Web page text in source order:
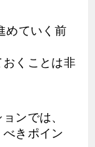
めていく前
くことは非
ンでは、
きポイン